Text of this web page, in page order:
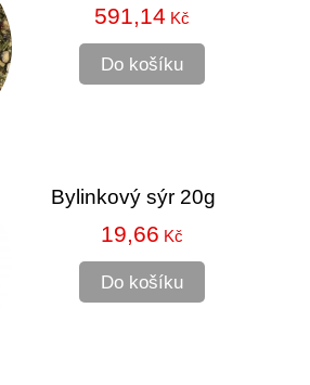
591,14 Kč
Do košíku
Bylinkový sýr 20g
19,66 Kč
Do košíku